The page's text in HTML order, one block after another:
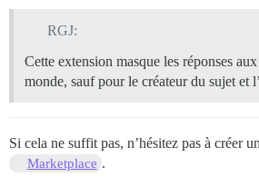
RGJ:
Cette extension masque les réponses
monde, sauf pour le créateur du sujet et
Si cela ne suffit pas, n’hésitez pas à créer
Marketplace .